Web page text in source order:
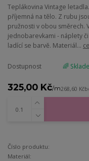
Teplákovina Vintage
příjemná na tělo. Z rubu
pružnosti v obou směrech.
jednobarevkami - náplety
ladící se barvě. Materiál...
Dostupnost 🌈
325,00 Kč/m268,60 Kč
Číslo produktu:
Materiál: